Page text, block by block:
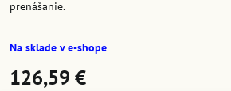
prenášanie.
Na sklade v e-shope
126,59 €